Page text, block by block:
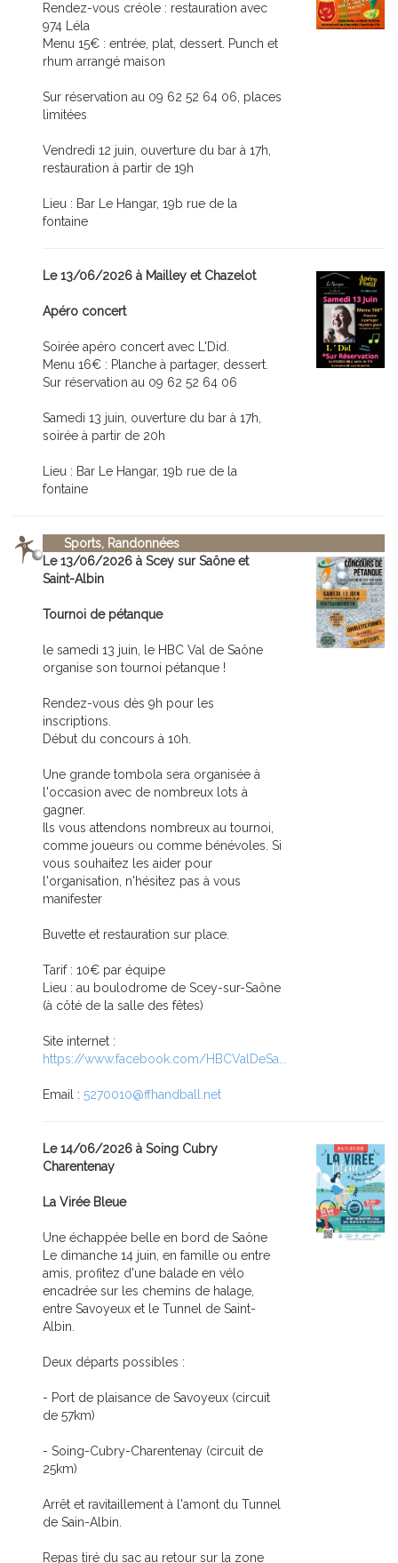
Rendez-vous créole : restauration avec
974 Léla
Menu 15€ : entrée, plat, dessert. Punch et
rhum arrangé maison
Sur réservation au 09 62 52 64 06, places
limitées
Vendredi 12 juin, ouverture du bar à 17h,
restauration à partir de 19h
Lieu : Bar Le Hangar, 19b rue de la
fontaine
Le 13/06/2026 à Mailley et Chazelot
Apéro concert
Soirée apéro concert avec L'Did.
Menu 16€ : Planche à partager, dessert.
Sur réservation au 09 62 52 64 06
Samedi 13 juin, ouverture du bar à 17h,
soirée à partir de 20h
Lieu : Bar Le Hangar, 19b rue de la
fontaine
Sports, Randonnées
Le 13/06/2026 à Scey sur Saône et
Saint-Albin
Tournoi de pétanque
le samedi 13 juin, le HBC Val de Saône
organise son tournoi pétanque !
Rendez-vous dès 9h pour les
inscriptions.
Début du concours à 10h.
Une grande tombola sera organisée à
l'occasion avec de nombreux lots à
gagner.
Ils vous attendons nombreux au tournoi,
comme joueurs ou comme bénévoles. Si
vous souhaitez les aider pour
l'organisation, n'hésitez pas à vous
manifester
Buvette et restauration sur place.
Tarif : 10€ par équipe
Lieu : au boulodrome de Scey-sur-Saône
(à côté de la salle des fêtes)
Site internet :
https://www.facebook.com/HBCValDeSa...
Email : 5270010@ffhandball.net
Le 14/06/2026 à Soing Cubry
Charentenay
La Virée Bleue
Une échappée belle en bord de Saône
Le dimanche 14 juin, en famille ou entre
amis, profitez d'une balade en vélo
encadrée sur les chemins de halage,
entre Savoyeux et le Tunnel de Saint-
Albin.
Deux départs possibles :
- Port de plaisance de Savoyeux (circuit
de 57km)
- Soing-Cubry-Charentenay (circuit de
25km)
Arrêt et ravitaillement à l'amont du Tunnel
de Sain-Albin.
Repas tiré du sac au retour sur la zone